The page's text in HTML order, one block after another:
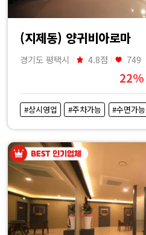
(지제동) 양귀비아로마
경기도 평택시 4.8점 749
22%
#상시영업 #주차가능 #수면가능